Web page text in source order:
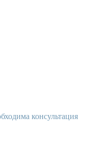
консультация